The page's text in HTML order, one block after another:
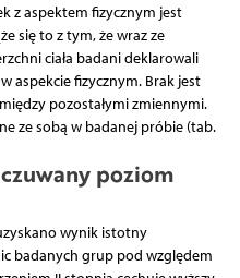
z aspektem fizycznym jest
się to z tym, że wraz ze
ciała badani deklarowali
aspekcie fizycznym. Brak jest
pozostałymi zmiennymi.
ze sobą w badanej próbie (tab.
poziom
wynik istotny
badanych grup pod względem